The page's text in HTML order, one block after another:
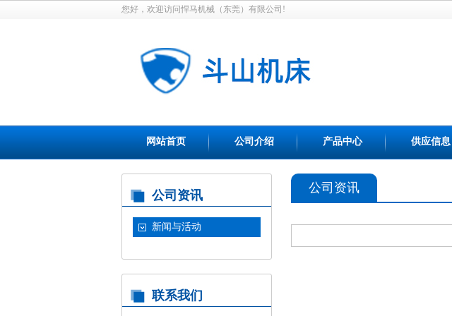
您好，欢迎访问悍马机械（东莞）有限公司!
网站首页 公司介绍 产品中心 供应信息
公司资讯
新闻与活动
联系我们
公司资讯